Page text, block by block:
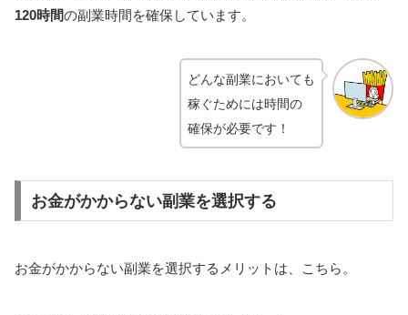
120時間の副業時間を確保しています。
どんな副業においても
稼ぐためには時間の
確保が必要です！
お金がかからない副業を選択する
お金がかからない副業を選択するメリットは、こちら。